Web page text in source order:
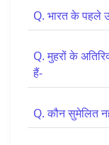
Q. भारत के पहले
Q. मुहरों के
हैं-
Q. कौन सुमेलित